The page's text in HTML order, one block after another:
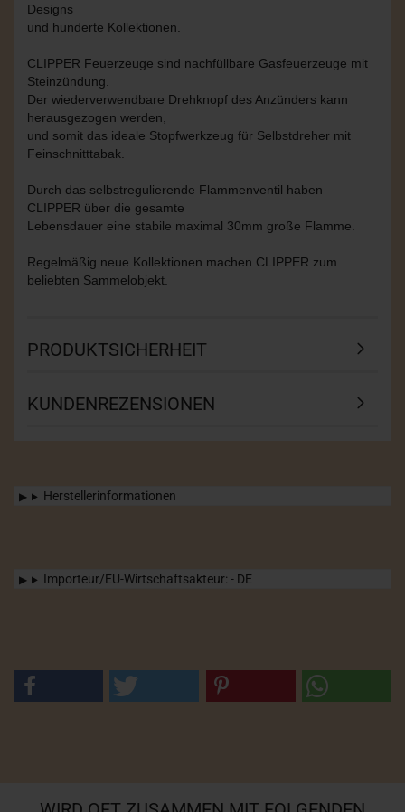
Designs
und hunderte Kollektionen.
CLIPPER Feuerzeuge sind nachfüllbare Gasfeuerzeuge mit
Steinzündung.
Der wiederverwendbare Drehknopf des Anzünders kann
herausgezogen werden,
und somit das ideale Stopfwerkzeug für Selbstdreher mit
Feinschnitttabak.
Durch das selbstregulierende Flammenventil haben
CLIPPER über die gesamte
Lebensdauer eine stabile maximal 30mm große Flamme.
Regelmäßig neue Kollektionen machen CLIPPER zum
beliebten Sammelobjekt.
PRODUKTSICHERHEIT
KUNDENREZENSIONEN
Herstellerinformationen
Importeur/EU-Wirtschaftsakteur: - DE